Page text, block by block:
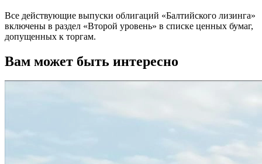
Все действующие выпуски облигаций «Балтийского лизинга»
включены в раздел «Второй уровень» в списке ценных бумаг,
допущенных к торгам.
Вам может быть интересно